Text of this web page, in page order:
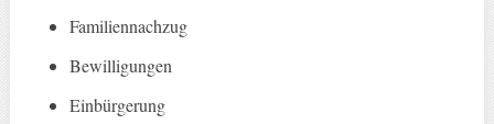
Familiennachzug
Bewilligungen
Einbürgerung